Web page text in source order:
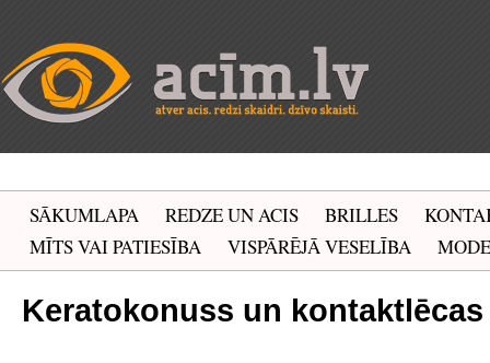
SĀKUMLAPA REDZE UN ACIS BRILLES
MĪTS VAI PATIESĪBA
VISPĀRĒJĀ VESELĪBA MODE
Keratokonuss un kontaktlēcas